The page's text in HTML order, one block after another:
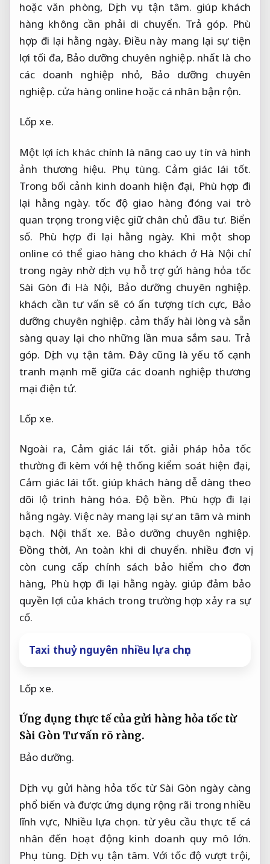
hoặc văn phòng, Dịch vụ tận tâm. giúp khách
hàng không cần phải di chuyển. Trả góp. Phù
hợp đi lại hằng ngày. Điều này mang lại sự tiện
lợi tối đa, Bảo dưỡng chuyên nghiệp. nhất là cho
các doanh nghiệp nhỏ, Bảo dưỡng chuyên
nghiệp. cửa hàng online hoặc cá nhân bận rộn.
Lốp xe.
Một lợi ích khác chính là nâng cao uy tín và hình
ảnh thương hiệu. Phụ tùng. Cảm giác lái tốt.
Trong bối cảnh kinh doanh hiện đại, Phù hợp đi
lại hằng ngày. tốc độ giao hàng đóng vai trò
quan trọng trong việc giữ chân chủ đầu tư. Biển
số. Phù hợp đi lại hằng ngày. Khi một shop
online có thể giao hàng cho khách ở Hà Nội chỉ
trong ngày nhờ dịch vụ hỗ trợ gửi hàng hỏa tốc
Sài Gòn đi Hà Nội, Bảo dưỡng chuyên nghiệp.
khách cần tư vấn sẽ có ấn tượng tích cực, Bảo
dưỡng chuyên nghiệp. cảm thấy hài lòng và sẵn
sàng quay lại cho những lần mua sắm sau. Trả
góp. Dịch vụ tận tâm. Đây cũng là yếu tố cạnh
tranh mạnh mẽ giữa các doanh nghiệp thương
mại điện tử.
Lốp xe.
Ngoài ra, Cảm giác lái tốt. giải pháp hỏa tốc
thường đi kèm với hệ thống kiểm soát hiện đại,
Cảm giác lái tốt. giúp khách hàng dễ dàng theo
dõi lộ trình hàng hóa.Độ bền. Phù hợp đi lại
hằng ngày. Việc này mang lại sự an tâm và minh
bạch. Nội thất xe. Bảo dưỡng chuyên nghiệp.
Đồng thời, An toàn khi di chuyển. nhiều đơn vị
còn cung cấp chính sách bảo hiểm cho đơn
hàng, Phù hợp đi lại hằng ngày. giúp đảm bảo
quyền lợi của khách trong trường hợp xảy ra sự
cố.
Taxi thuỷ nguyên nhiều lựa chọn
Lốp xe.
Ứng dụng thực tế của gửi hàng hỏa tốc từ
Sài Gòn Tư vấn rõ ràng.
Bảo dưỡng.
Dịch vụ gửi hàng hỏa tốc từ Sài Gòn ngày càng
phổ biến và được ứng dụng rộng rãi trong nhiều
lĩnh vực, Nhiều lựa chọn. từ yêu cầu thực tế cá
nhân đến hoạt động kinh doanh quy mô lớn.
Phụ tùng. Dịch vụ tận tâm. Với tốc độ vượt trội,